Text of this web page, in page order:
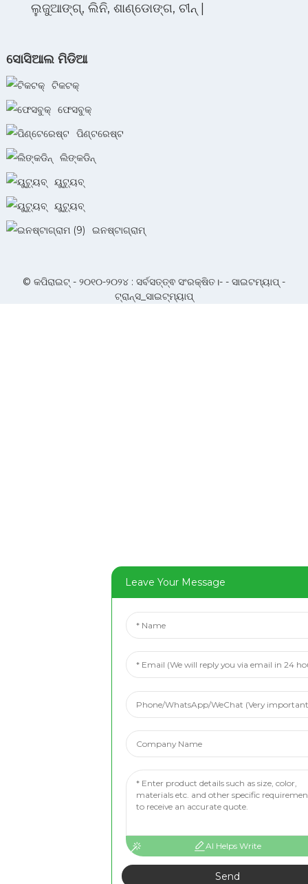
ଲୁଜୁଆଙ୍ଗ୍, ଲିନି, ଶାଣ୍ଡୋଙ୍ଗ, ଚୀନ୍ |
ସୋସିଆଲ ମିଡିଆ
ଟିକଟକ୍
ଫେସବୁକ୍
ପିଣ୍ଟରେଷ୍ଟ
ଲିଙ୍କଡିନ୍
ୟୁଟ୍ୟୁବ୍
ୟୁଟ୍ୟୁବ୍
ଇନଷ୍ଟାଗ୍ରାମ୍
© କପିରାଇଟ୍ - ୨୦୧୦-୨୦୨୪ : ସର୍ବସତ୍ତ୍ଵ ସଂରକ୍ଷିତ।- - ସାଇଟମ୍ୟାପ୍ -
ଟ୍ରାନ୍ସ_ସାଇଟ୍‌ମ୍ୟାପ୍
Leave Your Message
AI Helps Write
Send